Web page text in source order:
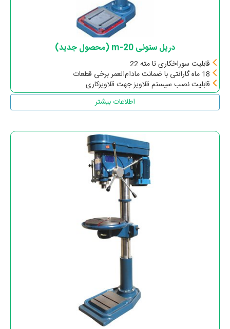
دریل ستونی m-20 (محصول جدید)
قابلیت سوراخکاری تا مته 22
18 ماه گارانتی با ضمانت مادام‌العمر برخی قطعات
قابلیت نصب سیستم قلاویز جهت قلاویزکاری
اطلاعات بیشتر